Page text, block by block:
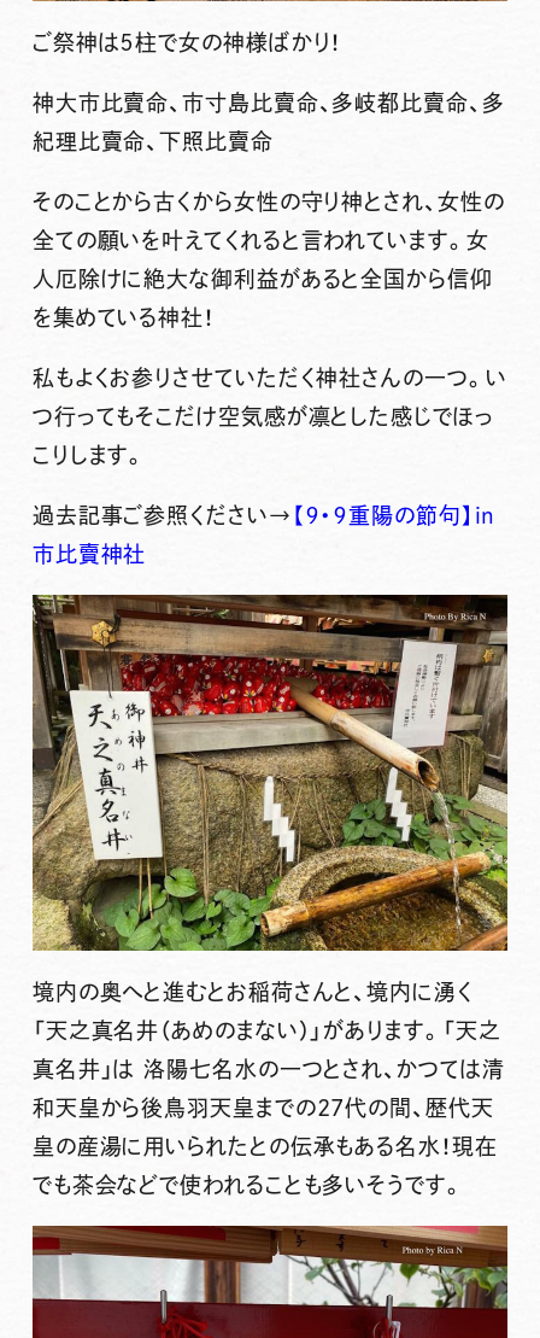
ご祭神は５柱で女の神様ばかり！
神大市比賣命、市寸島比賣命、多岐都比賣命、多
紀理比賣命、下照比賣命
そのことから古くから女性の守り神とされ、女性の
全ての願いを叶えてくれると言われています。女
人厄除けに絶大な御利益があると全国から信仰
を集めている神社！
私もよくお参りさせていただく神社さんの一つ。い
つ行ってもそこだけ空気感が凛とした感じでほっ
こりします。
過去記事ご参照ください→ 【９・９重陽の節句】in
市比賣神社
境内の奥へと進むとお稲荷さんと、境内に湧く
「天之真名井（あめのまない） 」があります。「天之
真名井」は 洛陽七名水の一つとされ、かつては清
和天皇から後鳥羽天皇までの27代の間、歴代天
皇の産湯に用いられたとの伝承もある名水！現在
でも茶会などで使われることも多いそうです。